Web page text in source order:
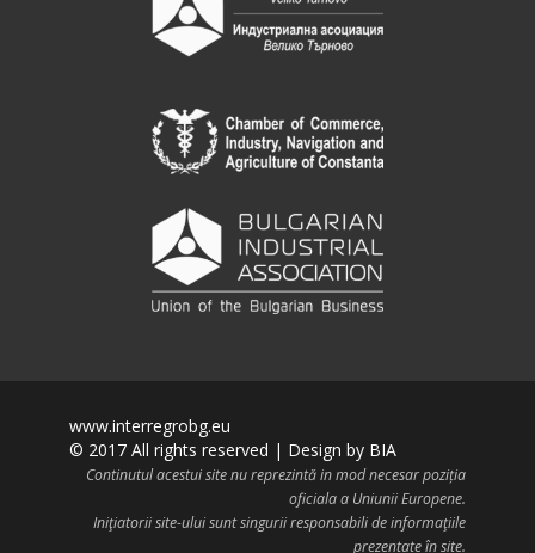
www.interregrobg.eu
© 2017 All rights reserved | Design by BIA
Continutul acestui site nu reprezintă in mod necesar poziția
oficiala a Uniunii Europene.
Iniţiatorii site-ului sunt singurii responsabili de informaţiile
prezentate în site.